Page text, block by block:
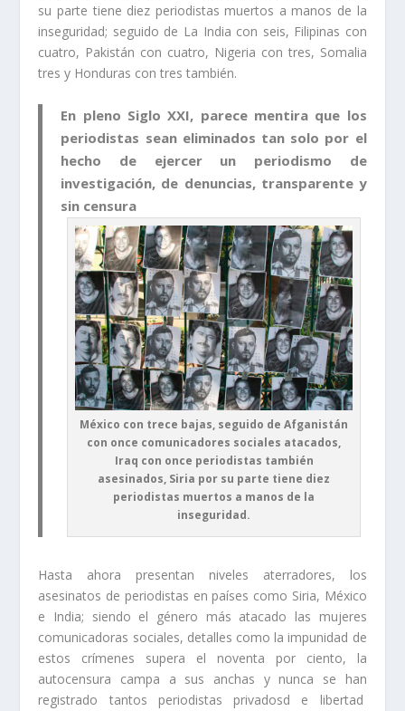
su parte tiene diez periodistas muertos a manos de la
inseguridad; seguido de La India con seis, Filipinas con
cuatro, Pakistán con cuatro, Nigeria con tres, Somalia
tres y Honduras con tres también.
En pleno Siglo XXI, parece mentira que los
periodistas sean eliminados tan solo por el
hecho de ejercer un periodismo de
investigación, de denuncias, transparente y
sin censura
México con trece bajas, seguido de Afganistán
con once comunicadores sociales atacados,
Iraq con once periodistas también
asesinados, Siria por su parte tiene diez
periodistas muertos a manos de la
inseguridad.
Hasta ahora presentan niveles aterradores, los
asesinatos de periodistas en países como Siria, México
e India; siendo el género más atacado las mujeres
comunicadoras sociales, detalles como la impunidad de
estos crímenes supera el noventa por ciento, la
autocensura campa a sus anchas y nunca se han
registrado tantos periodistas privadosd e libertad